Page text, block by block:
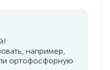
например,
ортофосфорную